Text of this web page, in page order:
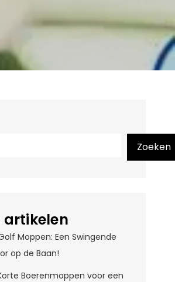
Zoeken
artikelen
Moppen: Een Swingende
op de Baan!
Boerenmoppen voor een